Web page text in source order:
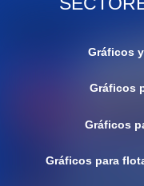
Gráficos
Gráficos
Gráficos
Gráficos para